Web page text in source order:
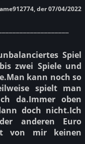
der 07/04/2022
Spiel
zwei Spiele und
kann noch so
spielt man
da.Immer oben
doch nicht.Ich
anderen Euro
von mir keinen